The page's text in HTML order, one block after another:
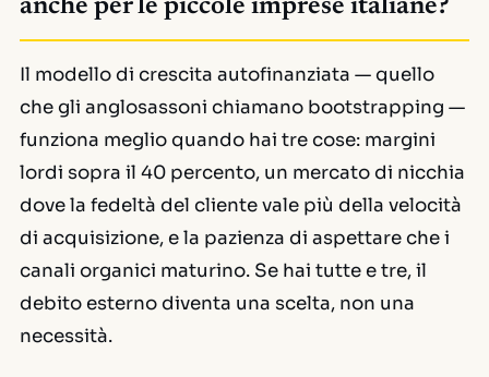
anche per le piccole imprese italiane?
Il modello di crescita autofinanziata — quello
che gli anglosassoni chiamano bootstrapping —
funziona meglio quando hai tre cose: margini
lordi sopra il 40 percento, un mercato di nicchia
dove la fedeltà del cliente vale più della velocità
di acquisizione, e la pazienza di aspettare che i
canali organici maturino. Se hai tutte e tre, il
debito esterno diventa una scelta, non una
necessità.